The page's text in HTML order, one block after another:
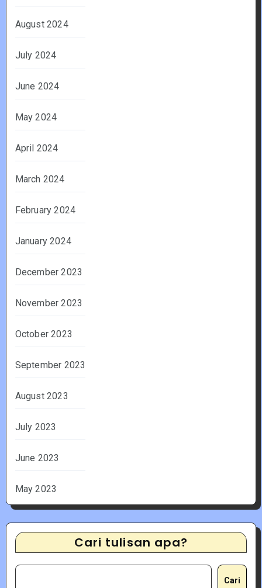
August 2024
July 2024
June 2024
May 2024
April 2024
March 2024
February 2024
January 2024
December 2023
November 2023
October 2023
September 2023
August 2023
July 2023
June 2023
May 2023
Cari tulisan apa?
Cari